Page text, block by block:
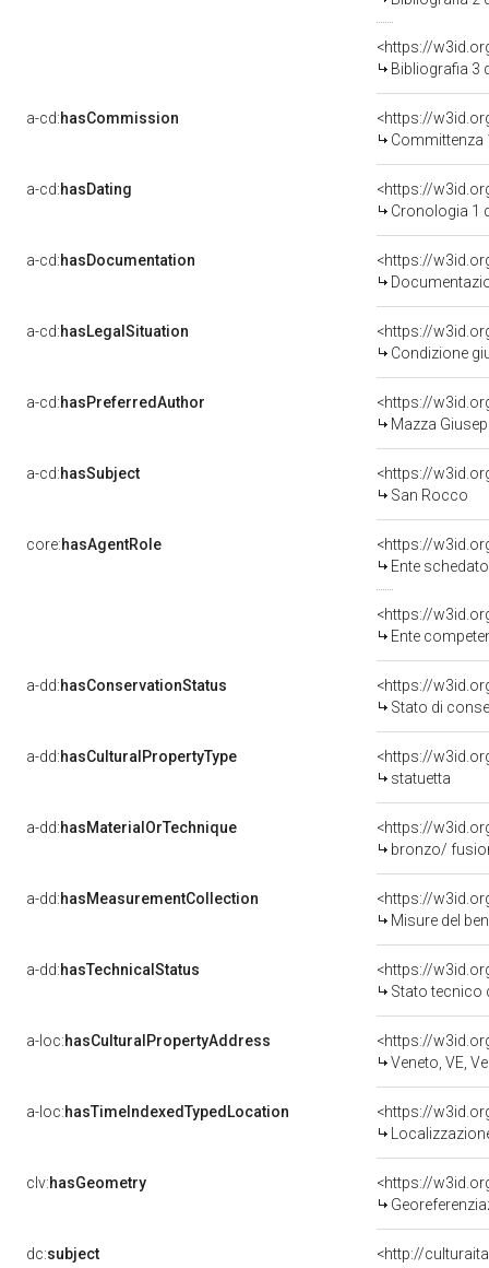
<https://
Bibliografia 3
a-cd:hasCommission
<https://
Committenza
a-cd:hasDating
<https://
Cronologia 1
a-cd:hasDocumentation
a-cd:hasLegalSituation
Condizione
a-cd:hasPreferredAuthor
<https://
Mazza
a-cd:hasSubject
<https://
San Rocco
core:hasAgentRole
<https://
Ente
<https://
Ente competente per tutela
a-dd:hasConservationStatus
<https://
Stato di
a-dd:hasCulturalPropertyType
statuetta
a-dd:hasMaterialOrTechnique
<https://
bronzo/
a-dd:hasMeasurementCollection
<https://
Misure del
a-dd:hasTechnicalStatus
<https://
Stato tecnico
a-loc:hasCulturalPropertyAddress
<https://
Veneto, VE,
a-loc:hasTimeIndexedTypedLocation
<https://
clv:hasGeometry
<https://
dc:subject <http://